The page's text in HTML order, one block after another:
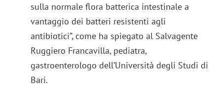
sulla normale flora batterica intestinale a
vantaggio dei batteri resistenti agli
antibiotici”, come ha spiegato al Salvagente
Ruggiero Francavilla, pediatra,
gastroenterologo dell’Università degli Studi di
Bari.